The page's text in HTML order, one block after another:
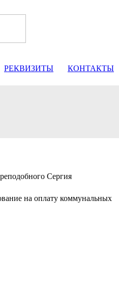
РЕКВИЗИТЫ КОНТАКТЫ
Сергия
на оплату коммунальных